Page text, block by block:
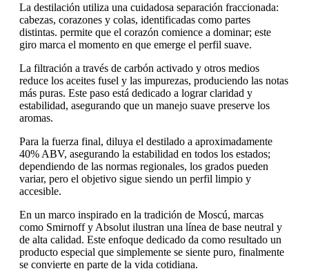
La destilación utiliza una cuidadosa separación fraccionada:
cabezas, corazones y colas, identificadas como partes
distintas. permite que el corazón comience a dominar; este
giro marca el momento en que emerge el perfil suave.
La filtración a través de carbón activado y otros medios
reduce los aceites fusel y las impurezas, produciendo las notas
más puras. Este paso está dedicado a lograr claridad y
estabilidad, asegurando que un manejo suave preserve los
aromas.
Para la fuerza final, diluya el destilado a aproximadamente
40% ABV, asegurando la estabilidad en todos los estados;
dependiendo de las normas regionales, los grados pueden
variar, pero el objetivo sigue siendo un perfil limpio y
accesible.
En un marco inspirado en la tradición de Moscú, marcas
como Smirnoff y Absolut ilustran una línea de base neutral y
de alta calidad. Este enfoque dedicado da como resultado un
producto especial que simplemente se siente puro, finalmente
se convierte en parte de la vida cotidiana.